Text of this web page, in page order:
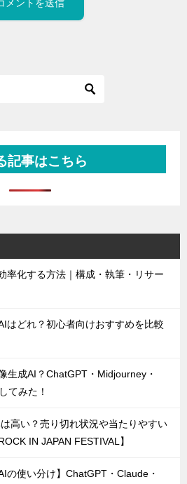
記事はこちら
率化する方法｜構成・執筆・リサー
はどれ？初心者向けおすすめを比較
生成AI？ChatGPT・Midjourney・
てみた！
高い？売り切れ状況や当たりやすい
IN JAPAN FESTIVAL】
の使い分け】ChatGPT・Claude・